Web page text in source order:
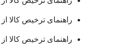
راهنمای ترخیص کالا از
راهنمای ترخیص کالا از